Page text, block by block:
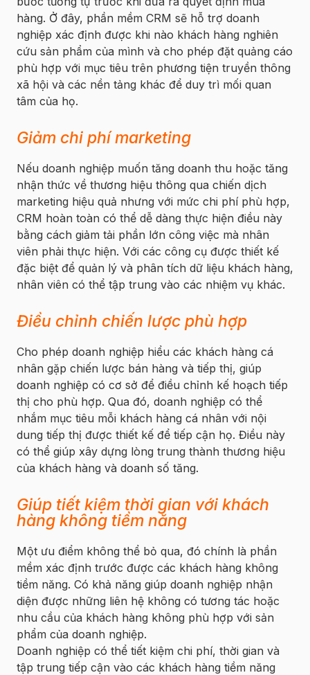
hàng. Ở đây, phần mềm CRM sẽ hỗ trợ doanh
nghiệp xác định được khi nào khách hàng nghiên
cứu sản phẩm của mình và cho phép đặt quảng cáo
phù hợp với mục tiêu trên phương tiện truyền thông
xã hội và các nền tảng khác để duy trì mối quan
tâm của họ.
Giảm chi phí marketing
Nếu doanh nghiệp muốn tăng doanh thu hoặc tăng
nhận thức về thương hiệu thông qua chiến dịch
marketing hiệu quả nhưng với mức chi phí phù hợp,
CRM hoàn toàn có thể dễ dàng thực hiện điều này
bằng cách giảm tải phần lớn công việc mà nhân
viên phải thực hiện. Với các công cụ được thiết kế
đặc biệt để quản lý và phân tích dữ liệu khách hàng,
nhân viên có thể tập trung vào các nhiệm vụ khác.
Điều chỉnh chiến lược phù hợp
Cho phép doanh nghiệp hiểu các khách hàng cá
nhân gặp chiến lược bán hàng và tiếp thị, giúp
doanh nghiệp có cơ sở để điều chỉnh kế hoạch tiếp
thị cho phù hợp. Qua đó, doanh nghiệp có thể
nhắm mục tiêu mỗi khách hàng cá nhân với nội
dung tiếp thị được thiết kế để tiếp cận họ. Điều này
có thể giúp xây dựng lòng trung thành thương hiệu
của khách hàng và doanh số tăng.
Giúp tiết kiệm thời gian với khách
hàng không tiềm năng
Một ưu điểm không thể bỏ qua, đó chính là phần
mềm xác định trước được các khách hàng không
tiềm năng. Có khả năng giúp doanh nghiệp nhận
diện được những liên hệ không có tương tác hoặc
nhu cầu của khách hàng không phù hợp với sản
phẩm của doanh nghiệp.
Doanh nghiệp có thể tiết kiệm chi phí, thời gian và
tập trung tiếp cận vào các khách hàng tiềm năng